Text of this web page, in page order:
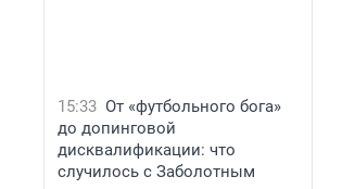
15:33 От «футбольного бога»
до допинговой
дисквалификации: что
случилось с Заболотным